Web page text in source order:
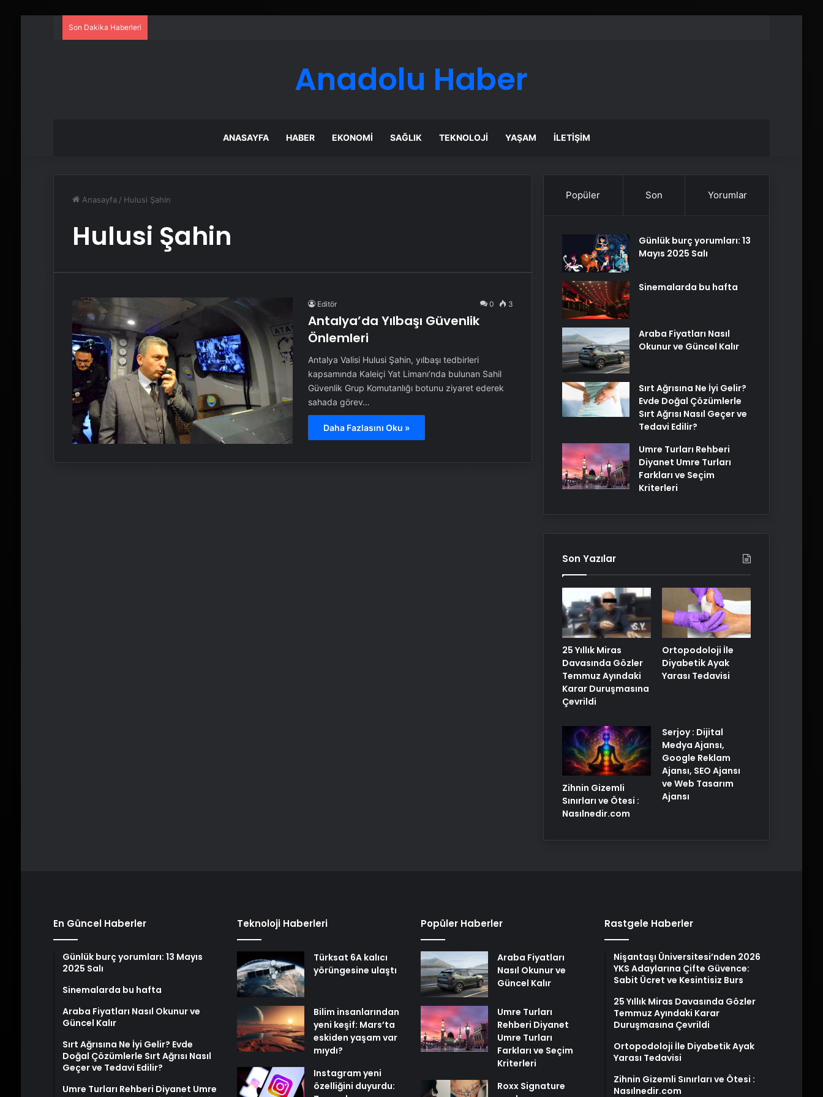
Son Dakika Haberleri
Anadolu Haber
ANASAYFA HABER EKONOMI SAĞLIK TEKNOLOJI YAŞAM İLETIŞIM
Anasayfa / Hulusi Şahin
Hulusi Şahin
Editör 0 3
Antalya’da Yılbaşı Güvenlik
Önlemleri
Antalya Valisi Hulusi Şahin, yılbaşı tedbirleri
kapsamında Kaleiçi Yat Limanı’nda bulunan Sahil
Güvenlik Grup Komutanlığı botunu ziyaret ederek
sahada görev…
Daha Fazlasını Oku »
Popüler Son Yorumlar
Günlük burç yorumları: 13
Mayıs 2025 Salı
Sinemalarda bu hafta
Araba Fiyatları Nasıl
Okunur ve Güncel Kalır
Sırt Ağrısına Ne İyi Gelir?
Evde Doğal Çözümlerle
Sırt Ağrısı Nasıl Geçer ve
Tedavi Edilir?
Umre Turları Rehberi
Diyanet Umre Turları
Farkları ve Seçim
Kriterleri
Son Yazılar
25 Yıllık Miras
Davasında Gözler
Temmuz Ayındaki
Karar Duruşmasına
Çevrildi
Ortopodoloji İle
Diyabetik Ayak
Yarası Tedavisi
Zihnin Gizemli
Sınırları ve Ötesi :
Nasılnedir.com
Serjoy : Dijital
Medya Ajansı,
Google Reklam
Ajansı, SEO Ajansı
ve Web Tasarım
Ajansı
En Güncel Haberler
Günlük burç yorumları: 13 Mayıs
2025 Salı
Sinemalarda bu hafta
Araba Fiyatları Nasıl Okunur ve
Güncel Kalır
Sırt Ağrısına Ne İyi Gelir? Evde
Doğal Çözümlerle Sırt Ağrısı Nasıl
Geçer ve Tedavi Edilir?
Umre Turları Rehberi Diyanet Umre
Teknoloji Haberleri
Türksat 6A kalıcı
yörüngesine ulaştı
Bilim insanlarından
yeni keşif: Mars’ta
eskiden yaşam var
mıydı?
Instagram yeni
özelliğini duyurdu:
Popüler Haberler
Araba Fiyatları
Nasıl Okunur ve
Güncel Kalır
Umre Turları
Rehberi Diyanet
Umre Turları
Farkları ve Seçim
Kriterleri
Roxx Signature
Rastgele Haberler
Nişantaşı Üniversitesi’nden 2026
YKS Adaylarına Çifte Güvence:
Sabit Ücret ve Kesintisiz Burs
25 Yıllık Miras Davasında Gözler
Temmuz Ayındaki Karar
Duruşmasına Çevrildi
Ortopodoloji İle Diyabetik Ayak
Yarası Tedavisi
Zihnin Gizemli Sınırları ve Ötesi :
Nasılnedir.com